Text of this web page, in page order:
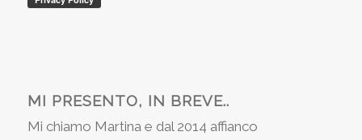
MI PRESENTO, IN BREVE..
Mi chiamo Martina e dal 2014 affianco